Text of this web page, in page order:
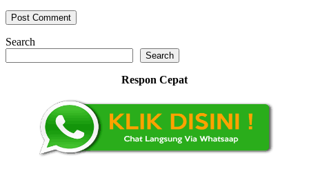
Search
Search
Respon Cepat